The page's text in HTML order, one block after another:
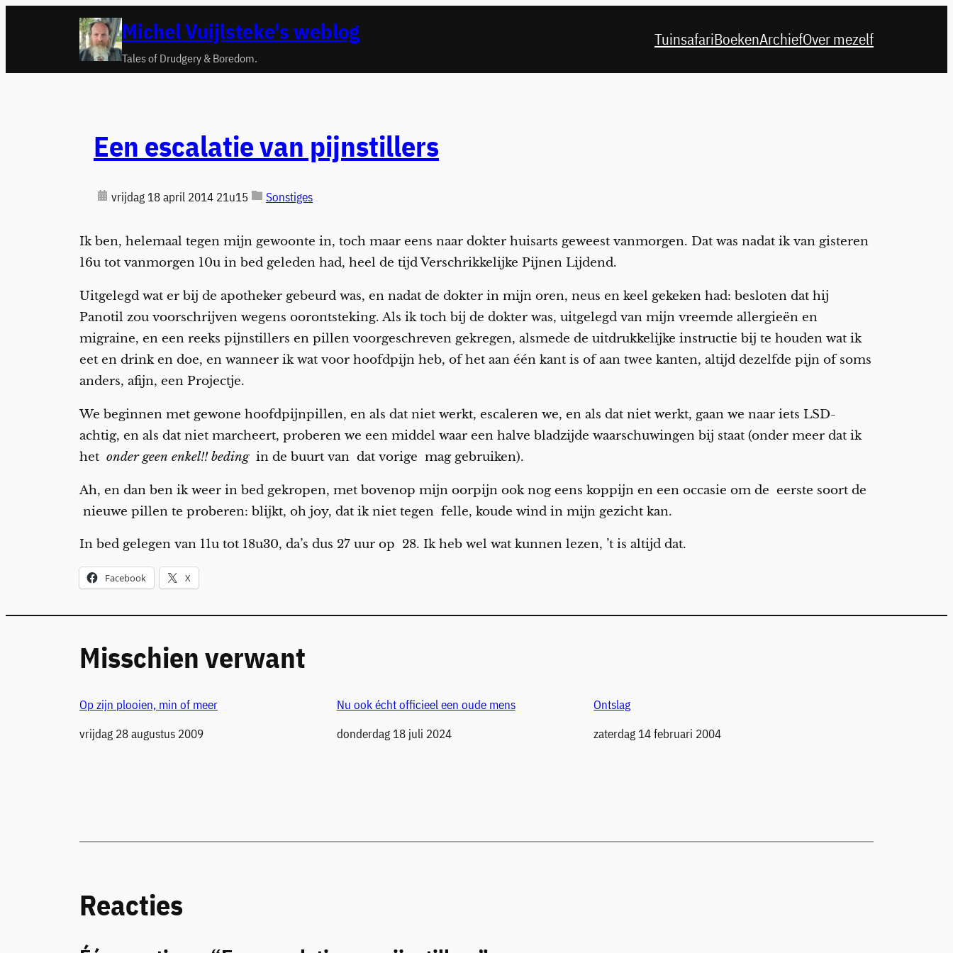
Michel Vuijlsteke's weblog
Tales of Drudgery & Boredom.
TuinsafariBoekenArchiefOver mezelf
Een escalatie van pijnstillers
vrijdag 18 april 2014 21u15 Sonstiges
Ik ben, helemaal tegen mijn gewoonte in, toch maar eens naar dokter huisarts geweest vanmorgen. Dat was nadat ik van gisteren
16u tot vanmorgen 10u in bed geleden had, heel de tijd Verschrikkelijke Pijnen Lijdend.
Uitgelegd wat er bij de apotheker gebeurd was, en nadat de dokter in mijn oren, neus en keel gekeken had: besloten dat hij
Panotil zou voorschrijven wegens oorontsteking. Als ik toch bij de dokter was, uitgelegd van mijn vreemde allergieën en
migraine, en een reeks pijnstillers en pillen voorgeschreven gekregen, alsmede de uitdrukkelijke instructie bij te houden wat ik
eet en drink en doe, en wanneer ik wat voor hoofdpijn heb, of het aan één kant is of aan twee kanten, altijd dezelfde pijn of soms
anders, afijn, een Projectje.
We beginnen met gewone hoofdpijnpillen, en als dat niet werkt, escaleren we, en als dat niet werkt, gaan we naar iets LSD-
achtig, en als dat niet marcheert, proberen we een middel waar een halve bladzijde waarschuwingen bij staat (onder meer dat ik
het onder geen enkel!! bedingin de buurt van dat vorige mag gebruiken).
Ah, en dan ben ik weer in bed gekropen, met bovenop mijn oorpijn ook nog eens koppijn en een occasie om de eerste soort de
nieuwe pillen te proberen: blijkt, oh joy, dat ik niet tegen felle, koude wind in mijn gezicht kan.
In bed gelegen van 11u tot 18u30, da’s dus 27 uur op 28. Ik heb wel wat kunnen lezen, ’t is altijd dat.
Facebook X
Misschien verwant
Op zijn plooien, min of meer
Datum
vrijdag 28 augustus 2009
Nu ook écht officieel een oude mens
Datum
donderdag 18 juli 2024
Ontslag
Datum
zaterdag 14 februari 2004
Reacties